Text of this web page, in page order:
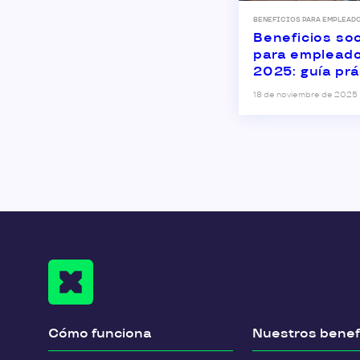
BENEFICIOS PARA
Beneficios
para
2025: guía
ahorro fiscal y
18 de noviembre de 2025
Cómo funciona Nuestros